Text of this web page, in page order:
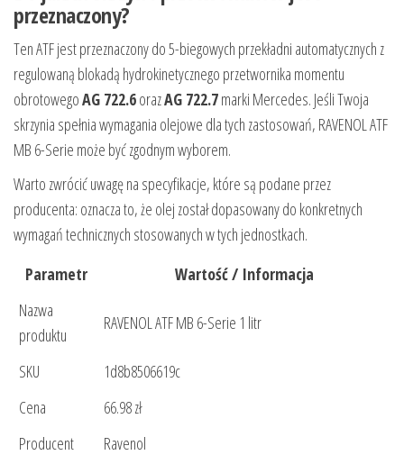
przeznaczony?
Ten ATF jest przeznaczony do 5-biegowych przekładni automatycznych z
regulowaną blokadą hydrokinetycznego przetwornika momentu
obrotowegoAG 722.6orazAG 722.7marki Mercedes. Jeśli Twoja
skrzynia spełnia wymagania olejowe dla tych zastosowań, RAVENOL ATF
MB 6-Serie może być zgodnym wyborem.
Warto zwrócić uwagę na specyfikacje, które są podane przez
producenta: oznacza to, że olej został dopasowany do konkretnych
wymagań technicznych stosowanych w tych jednostkach.
Parametr
Wartość / Informacja
Nazwa
produktu
RAVENOL ATF MB 6-Serie 1 litr
SKU
1d8b8506619c
Cena
66.98 zł
Producent
Ravenol